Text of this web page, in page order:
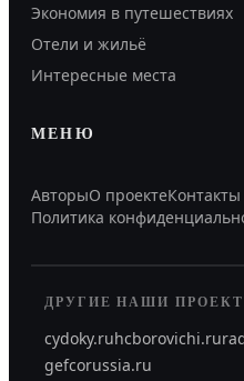
Экономия в путешествиях
Отели и жильё
Интересные места
МЕНЮ
АвторыО проектеКонтакты
Политика
ДРУГИЕ НАШИ
cydoky.ruhcborovichi.ru
gefcorussia.ru